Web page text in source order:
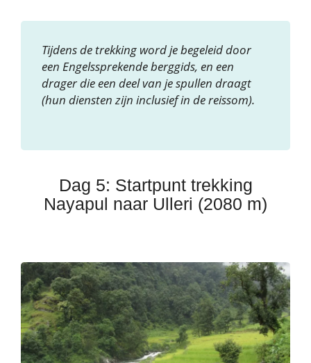
Tijdens de trekking word je begeleid door
een Engelssprekende berggids, en een
drager die een deel van je spullen draagt
(hun diensten zijn inclusief in de reissom).
Dag 5: Startpunt trekking
Nayapul naar Ulleri (2080 m)